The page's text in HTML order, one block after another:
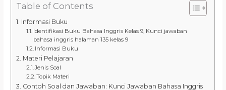
Table of Contents
Informasi Buku
Identifikasi Buku Bahasa Inggris Kelas 9, Kunci jawaban
bahasa inggris halaman 135 kelas 9
Informasi Buku
Materi Pelajaran
Jenis Soal
Topik Materi
Contoh Soal dan Jawaban: Kunci Jawaban Bahasa Inggris